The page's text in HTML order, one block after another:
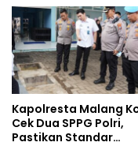
Kapolresta Malang
Cek Dua SPPG Polri,
Pastikan Standar